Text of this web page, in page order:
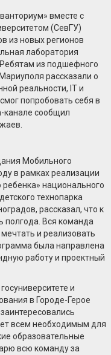
вместе с
(СевГУ)
из новых регионов
лаборатория
из подшефного
рассказали о
реальности, IT и
попробовать себя в
канале сообщил
Мобильного
в рамках реализации
национального
технопарка
рассказал, что к
полгода. Вся команда
и реализовать
была направлена
работу и проектный
и
в Городе-Герое
всем необходимым для
образовательные
всю команду за